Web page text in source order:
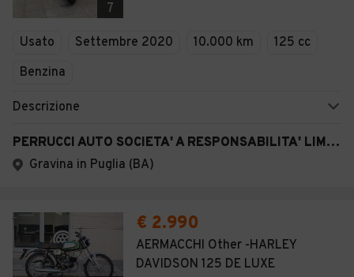
Veicoli Commerciali
7
Usato Settembre 2020 10.000 km
125 cc
Benzina
Descrizione
PERRUCCI AUTO SOCIETA' A RESPONSABILITA' LIMITATA
Gravina in Puglia (BA)
€ 2.990
AERMACCHI Other -HARLEY
DAVIDSON 125 DE LUXE